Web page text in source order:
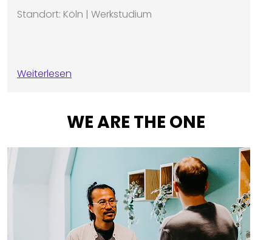
Standort: Köln | Werkstudium
Weiterlesen
WE ARE THE ONE